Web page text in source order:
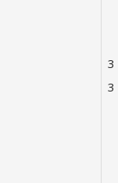
3
3